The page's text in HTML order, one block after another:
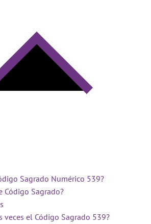
Sagrado Numérico 539?
Código Sagrado?
veces el Código Sagrado 539?